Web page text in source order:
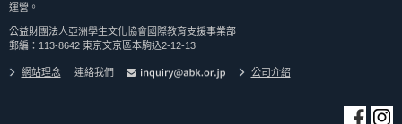
運營。
公益財團法人亞洲學生文化協會國際教育支援事業部
郵編：113-8642 東京文京區本駒込2-12-13
網站理念 連絡我們 公司介紹